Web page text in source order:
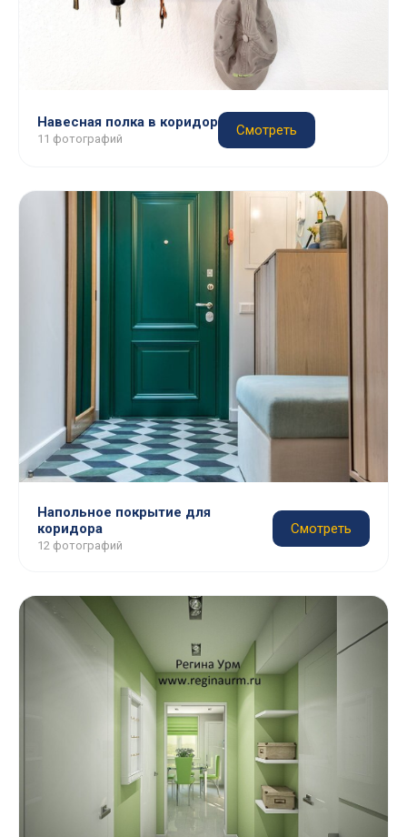
Навесная полка в коридор
11 фотографий
Смотреть
Напольное покрытие для
коридора
12 фотографий
Смотреть